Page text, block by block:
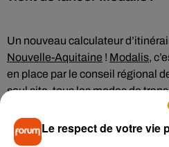
Un nouveau calculateur
Nouvelle-Aquitaine ! Modalis,
en place par le conseil régional
seul site, tous les modes de
trajet comme le vélo, le vélo en
le train, le bus, le tramway ou
un calcul des horaires et des
Le respect de votre vie